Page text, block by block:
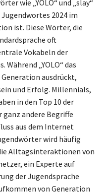
wie „YOLO“ und „slay“
2024 im
ist. Diese Wörter, die
oft
Vokabeln der
Während „YOLO“ das
ausdrückt,
und Erfolg. Millennials,
in den Top 10 der
andere Begriffe
aus dem Internet
wird häufig
Alltagsinteraktionen von
ein Experte auf
der Jugendsprache
von Generation